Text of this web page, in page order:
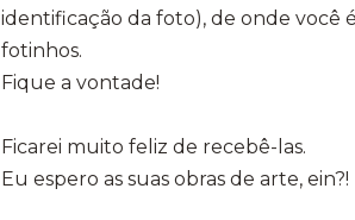
identificação da foto), de onde você
fotinhos.
Fique a vontade!
Ficarei muito feliz de recebê-las.
Eu espero as suas obras de arte, ein?!